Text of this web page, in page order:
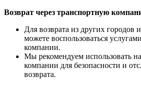
Возврат через транспортную
Для возврата из других городов
можете воспользоваться
компании.
Мы рекомендуем использовать
компании для безопасности и
возврата.